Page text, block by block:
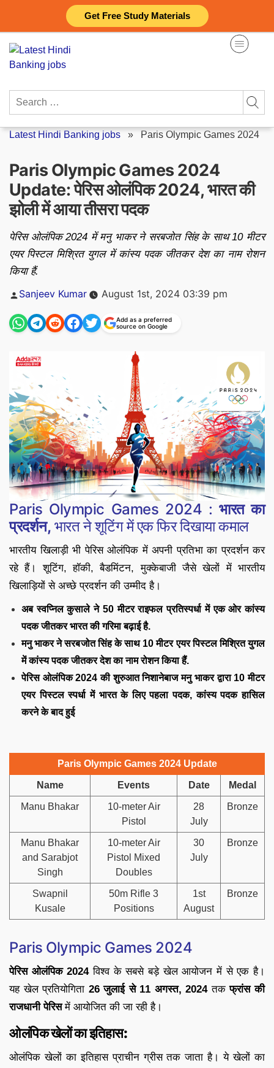
Get Free Study Materials
content
Search
Latest Hindi Banking jobs » Paris Olympic Games 2024
Paris Olympic Games 2024
Update: पेरिस ओलंपिक 2024, भारत की
झोली में आया तीसरा पदक
पेरिस ओलंपिक 2024 में मनु भाकर ने सरबजोत सिंह के साथ 10 मीटर
एयर पिस्टल मिश्रित युगल में कांस्य पदक जीतकर देश का नाम रोशन
किया हैं.
Posted
Sanjeev Kumar August 1st, 2024 03:39 pm
Add as a preferred
source on Google
Paris Olympic Games 2024 :भारत का
प्रदर्शन, भारत ने शूटिंग में एक फिर दिखाया कमाल
भारतीय खिलाड़ी भी पेरिस ओलंपिक में अपनी प्रतिभा का प्रदर्शन कर
रहे हैं। शूटिंग, हॉकी, बैडमिंटन, मुक्केबाजी जैसे खेलों में भारतीय
खिलाड़ियों से अच्छे प्रदर्शन की उम्मीद है।
अब स्वप्निल कुसाले ने 50 मीटर राइफल प्रतिस्पर्धा में एक ओर कांस्य
पदक जीतकर भारत की गरिमा बढ़ाई है.
मनु भाकर ने सरबजोत सिंह के साथ 10 मीटर एयर पिस्टल मिश्रित युगल
में कांस्य पदक जीतकर देश का नाम रोशन किया हैं.
पेरिस ओलंपिक 2024 की शुरुआत निशानेबाज मनु भाकर द्वारा 10 मीटर
एयर पिस्टल स्पर्धा में भारत के लिए पहला पदक, कांस्य पदक हासिल
करने के बाद हुई
Paris Olympic Games 2024 Update
Name Events Date Medal
Manu Bhakar
10-meter Air
Pistol
28
July
Bronze
Manu Bhakar
and Sarabjot
Singh
10-meter Air
Pistol Mixed
Doubles
30
July
Bronze
Swapnil
Kusale
50m Rifle 3
Positions
1st
August
Bronze
Paris Olympic Games 2024
पेरिस ओलंपिक 2024विश्व के सबसे बड़े खेल आयोजन में से एक है।
यह खेल प्रतियोगिता 26 जुलाई से 11 अगस्त, 2024तकफ्रांस की
राजधानी पेरिसमें आयोजित की जा रही है।
ओलंपिक खेलों का इतिहास:
ओलंपिक खेलों का इतिहास प्राचीन ग्रीस तक जाता है। ये खेलों का